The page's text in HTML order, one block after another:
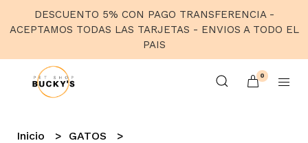
DESCUENTO 5% CON PAGO TRANSFERENCIA -
ACEPTAMOS TODAS LAS TARJETAS - ENVIOS A TODO EL
PAIS
0
Inicio
GATOS